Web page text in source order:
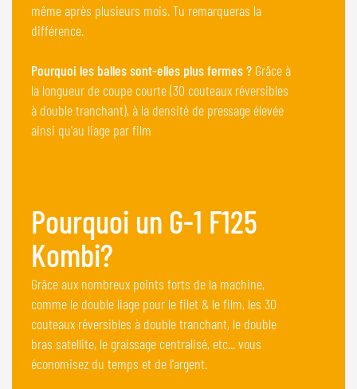
même après plusieurs mois. Tu remarqueras la
différence.
Pourquoi les balles sont-elles plus fermes ? Grâce à
la longueur de coupe courte (30 couteaux réversibles
à double tranchant), à la densité de pressage élevée
ainsi qu'au liage par film
Pourquoi un G-1 F125
Kombi?
Grâce aux nombreux points forts de la machine,
comme le double liage pour le filet & le film, les 30
couteaux réversibles à double tranchant, le double
bras satellite, le graissage centralisé, etc... vous
économisez du temps et de l'argent.